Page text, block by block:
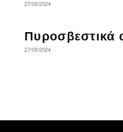
27/05/2024
27/05/2024